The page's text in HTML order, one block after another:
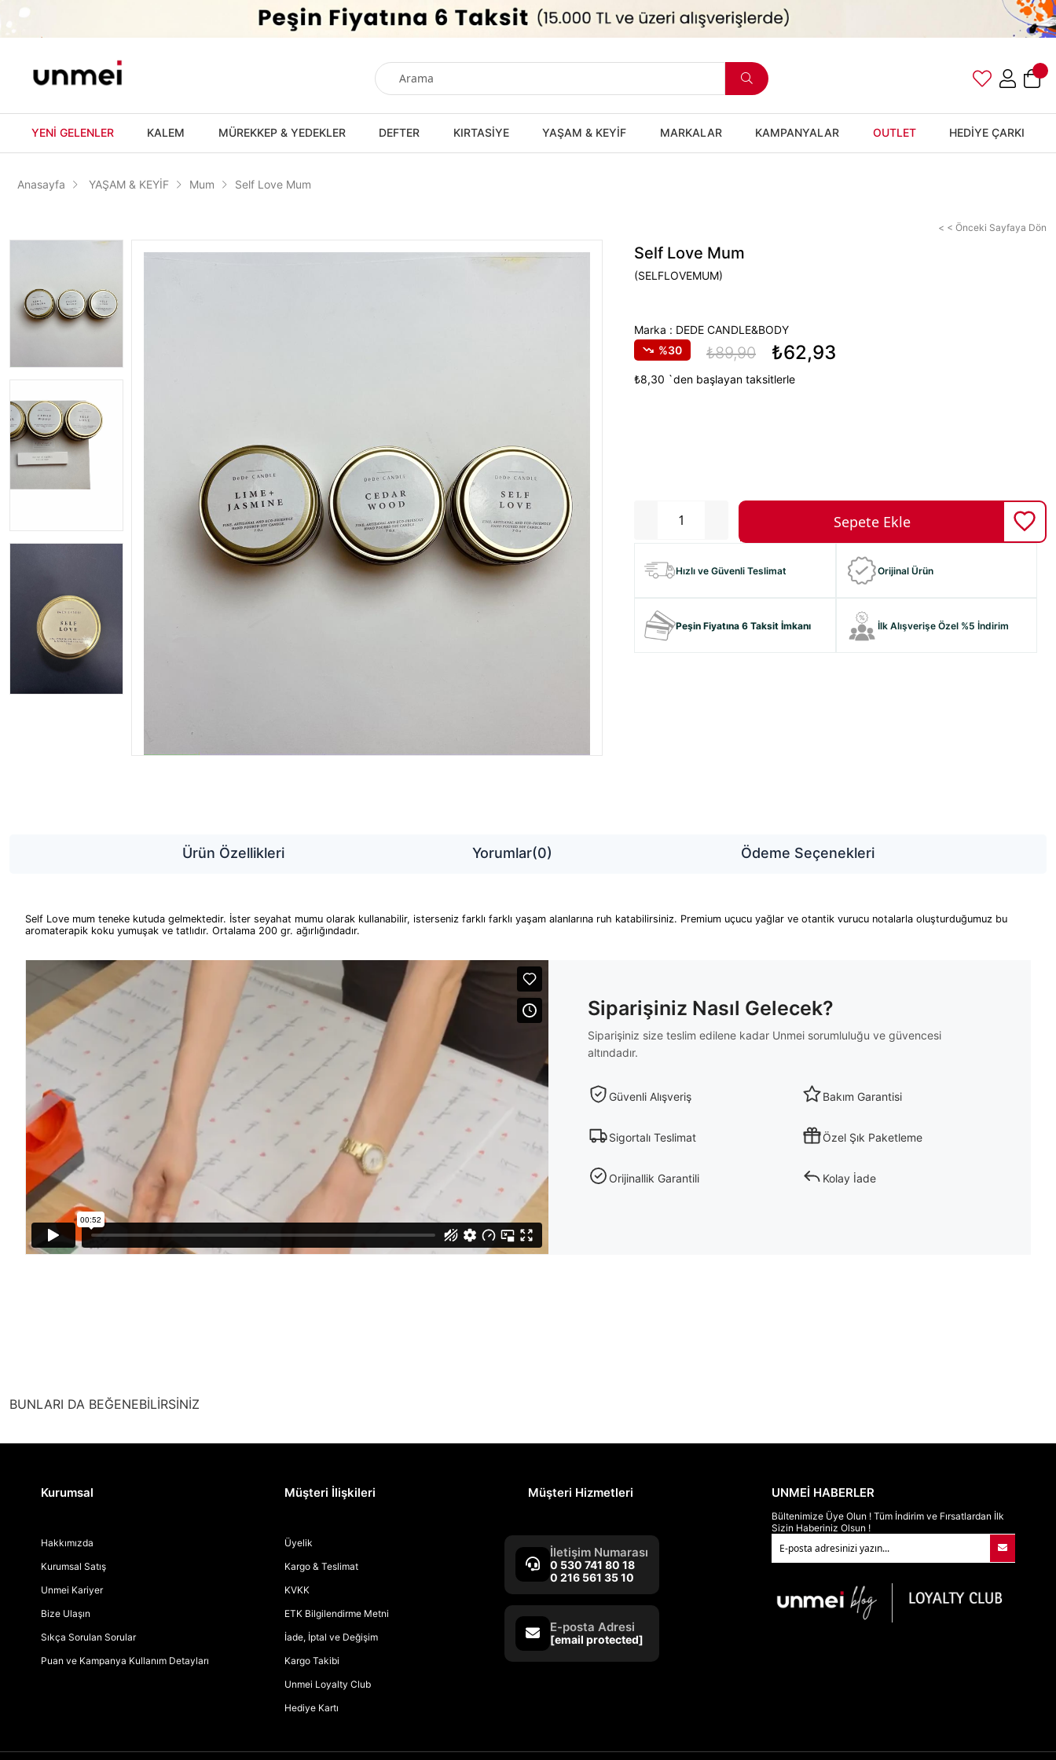
YENİ GELENLER KALEM MÜREKKEP & YEDEKLER DEFTER KIRTASİYE YAŞAM & KEYİF MARKALAR KAMPANYALAR OUTLET HEDİYE ÇARKI
Anasayfa YAŞAM & KEYİF Mum Self Love Mum
< < Önceki Sayfaya Dön
Self Love Mum
(SELFLOVEMUM)
Marka : DEDE CANDLE&BODY
30
₺89,90 ₺62,93
₺8,30 `den başlayan taksitlerle
Hızlı ve Güvenli Teslimat Orijinal Ürün
Peşin Fiyatına 6 Taksit İmkanı İlk Alışverişe Özel %5 İndirim
Ürün Özellikleri Yorumlar(0) Ödeme Seçenekleri
Self Love mum teneke kutuda gelmektedir. İster seyahat mumu olarak kullanabilir, isterseniz farklı farklı yaşam alanlarına ruh katabilirsiniz. Premium uçucu yağlar ve otantik vurucu notalarla oluşturduğumuz bu
aromaterapik koku yumuşak ve tatlıdır. Ortalama 200 gr. ağırlığındadır.
Siparişiniz Nasıl Gelecek?
Siparişiniz size teslim edilene kadar Unmei sorumluluğu ve güvencesi
altındadır.
Güvenli Alışveriş Bakım Garantisi
Sigortalı Teslimat Özel Şık Paketleme
Orijinallik Garantili Kolay İade
BUNLARI DA BEĞENEBİLİRSİNİZ
Kurumsal
Hakkımızda
Kurumsal Satış
Unmei Kariyer
Bize Ulaşın
Sıkça Sorulan Sorular
Puan ve Kampanya Kullanım Detayları
Müşteri İlişkileri
Üyelik
Kargo & Teslimat
KVKK
ETK Bilgilendirme Metni
İade, İptal ve Değişim
Kargo Takibi
Unmei Loyalty Club
Hediye Kartı
Müşteri Hizmetleri
İletişim Numarası
0 530 741 80 18
0 216 561 35 10
E-posta Adresi
[email protected]
UNMEİ HABERLER
Bültenimize Üye Olun ! Tüm İndirim ve Fırsatlardan İlk
Sizin Haberiniz Olsun !